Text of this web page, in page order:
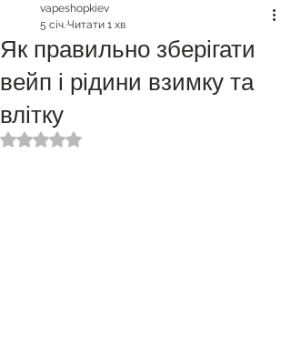
Як правильно зберігати
вейп і рідини взимку та
влітку
vapeshopkiev
5 січ. Читати 1 хв
Оцінка: NaN з 5 зірок.